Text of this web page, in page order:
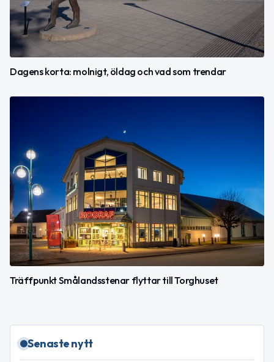
Dagens korta: molnigt, öldag och vad som trendar
Träffpunkt Smålandsstenar flyttar till Torghuset
Senaste nytt